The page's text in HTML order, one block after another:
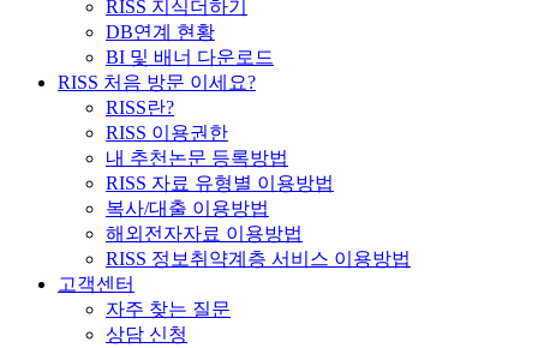
RISS 지식더하기
DB연계 현황
BI 및 배너 다운로드
RISS 처음 방문 이세요?
RISS란?
RISS 이용권한
내 추천논문 등록방법
RISS 자료 유형별 이용방법
복사/대출 이용방법
해외전자자료 이용방법
RISS 정보취약계층 서비스 이용방법
고객센터
자주 찾는 질문
상담 신청